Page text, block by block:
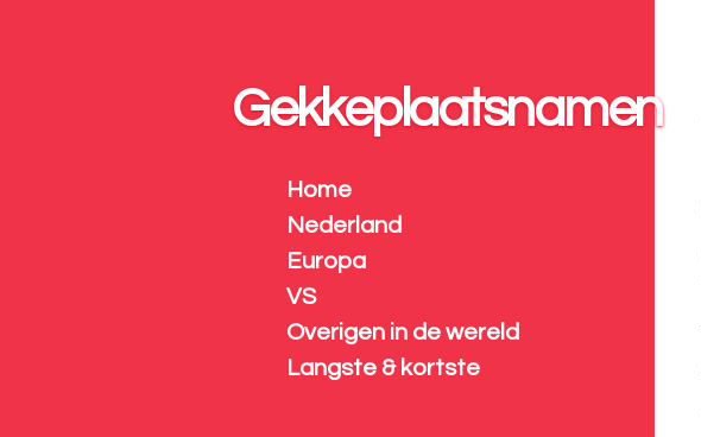
Gekkeplaatsnamen
Home
Nederland
Europa
VS
Overigen in de wereld
Langste & kortste